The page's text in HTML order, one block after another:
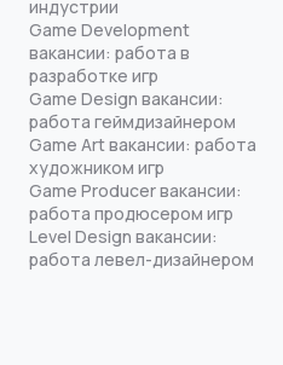
индустрии
Game Development
вакансии: работа в
разработке игр
Game Design вакансии:
работа геймдизайнером
Game Art вакансии: работа
художником игр
Game Producer вакансии:
работа продюсером игр
Level Design вакансии:
работа левел-дизайнером